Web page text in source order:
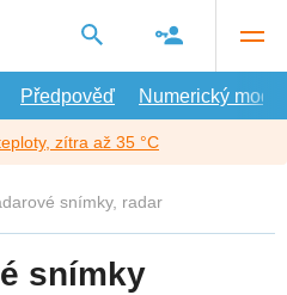
Předpověď Numerický model
zítra až 35 °C
snímky, radar
snímky